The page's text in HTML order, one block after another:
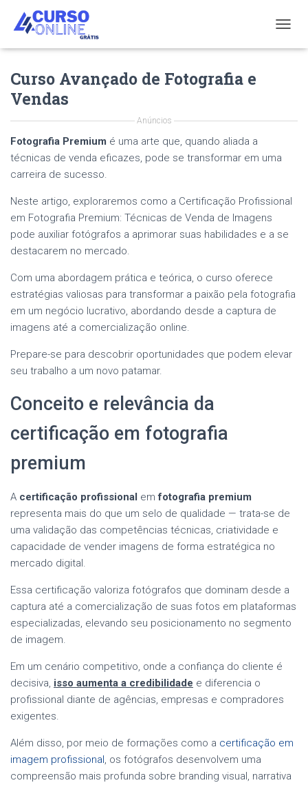
O
I
N
Curso Avançado de Fotografia e
Vendas
Anúncios
Fotografia Premium é uma arte que, quando aliada a
técnicas de venda eficazes, pode se transformar em uma
carreira de sucesso.
Neste artigo, exploraremos como a Certificação Profissional
em Fotografia Premium: Técnicas de Venda de Imagens
pode auxiliar fotógrafos a aprimorar suas habilidades e a se
destacarem no mercado.
Com uma abordagem prática e teórica, o curso oferece
estratégias valiosas para transformar a paixão pela fotografia
em um negócio lucrativo, abordando desde a captura de
imagens até a comercialização online.
Prepare-se para descobrir oportunidades que podem elevar
seu trabalho a um novo patamar.
Conceito e relevância da
certificação em fotografia
premium
A certificação profissional emfotografia premium
representa mais do que um selo de qualidade — trata-se de
uma validação das competências técnicas, criatividade e
capacidade de vender imagens de forma estratégica no
mercado digital.
Essa certificação valoriza fotógrafos que dominam desde a
captura até a comercialização de suas fotos em plataformas
especializadas, elevando seu posicionamento no segmento
de imagem.
Em um cenário competitivo, onde a confiança do cliente é
decisiva, isso aumenta a credibilidade e diferencia o
profissional diante de agências, empresas e compradores
exigentes.
Além disso, por meio de formações como a certificação em
imagem profissional, os fotógrafos desenvolvem uma
compreensão mais profunda sobre branding visual, narrativa